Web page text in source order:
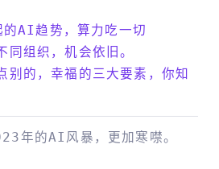
AI趋势，算力吃一切
同组织，机会依旧。
别的，幸福的三大要素，你知
年的AI风暴，更加寒噤。